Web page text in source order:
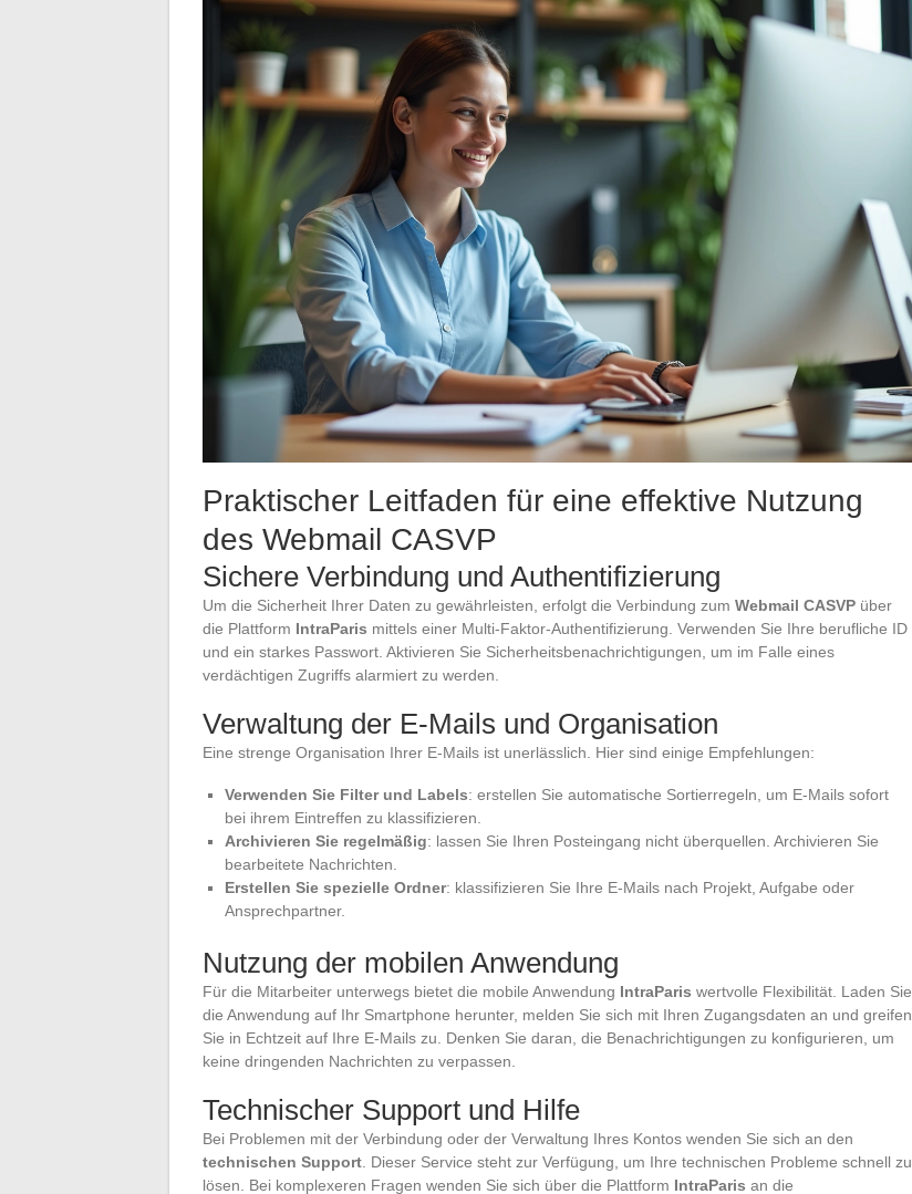
Praktischer Leitfaden für eine effektive Nutzung
des Webmail CASVP
Sichere Verbindung und Authentifizierung
Um die Sicherheit Ihrer Daten zu gewährleisten, erfolgt die Verbindung zum Webmail CASVP über
die Plattform IntraParis mittels einer Multi-Faktor-Authentifizierung. Verwenden Sie Ihre berufliche ID
und ein starkes Passwort. Aktivieren Sie Sicherheitsbenachrichtigungen, um im Falle eines
verdächtigen Zugriffs alarmiert zu werden.
Verwaltung der E-Mails und Organisation
Eine strenge Organisation Ihrer E-Mails ist unerlässlich. Hier sind einige Empfehlungen:
Verwenden Sie Filter und Labels: erstellen Sie automatische Sortierregeln, um E-Mails sofort
bei ihrem Eintreffen zu klassifizieren.
Archivieren Sie regelmäßig: lassen Sie Ihren Posteingang nicht überquellen. Archivieren Sie
bearbeitete Nachrichten.
Erstellen Sie spezielle Ordner: klassifizieren Sie Ihre E-Mails nach Projekt, Aufgabe oder
Ansprechpartner.
Nutzung der mobilen Anwendung
Für die Mitarbeiter unterwegs bietet die mobile Anwendung IntraParis wertvolle Flexibilität. Laden Sie
die Anwendung auf Ihr Smartphone herunter, melden Sie sich mit Ihren Zugangsdaten an und greifen
Sie in Echtzeit auf Ihre E-Mails zu. Denken Sie daran, die Benachrichtigungen zu konfigurieren, um
keine dringenden Nachrichten zu verpassen.
Technischer Support und Hilfe
Bei Problemen mit der Verbindung oder der Verwaltung Ihres Kontos wenden Sie sich an den
technischen Support . Dieser Service steht zur Verfügung, um Ihre technischen Probleme schnell zu
lösen. Bei komplexeren Fragen wenden Sie sich über die Plattform IntraParis an die